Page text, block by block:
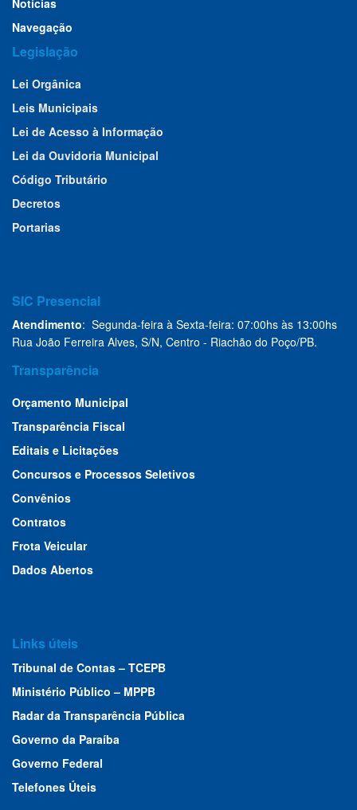
Notícias
Navegação
Legislação
Lei Orgânica
Leis Municipais
Lei de Acesso à Informação
Lei da Ouvidoria Municipal
Código Tributário
Decretos
Portarias
SIC Presencial
Atendimento: Segunda-feira à Sexta-feira: 07:00hs às 13:00hs
Rua João Ferreira Alves, S/N, Centro - Riachão do Poço/PB.
Transparência
Orçamento Municipal
Transparência Fiscal
Editais e Licitações
Concursos e Processos Seletivos
Convênios
Contratos
Frota Veicular
Dados Abertos
Links úteis
Tribunal de Contas – TCEPB
Ministério Público – MPPB
Radar da Transparência Pública
Governo da Paraíba
Governo Federal
Telefones Úteis